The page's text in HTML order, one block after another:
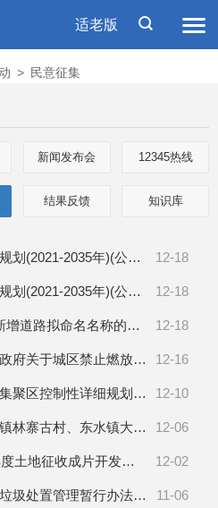
适老版
> 民意征集
新闻发布会 12345热线
结果反馈 知识库
12-18
2035年)(公众征求意见稿)
12-18
2035年)(公众征求意见稿)
12-18
路拟命名名称的公示
12-16
爆竹的通告（征求意见稿）》意见的公告
12-10
修编环境影响评价公众参与信息公示
12-06
水镇北联兴隆村4个传统村落保护发展规划》意见的公告
12-02
开发方案（第二批）》的公示
11-06
办法》（征求意见稿）意见的公告